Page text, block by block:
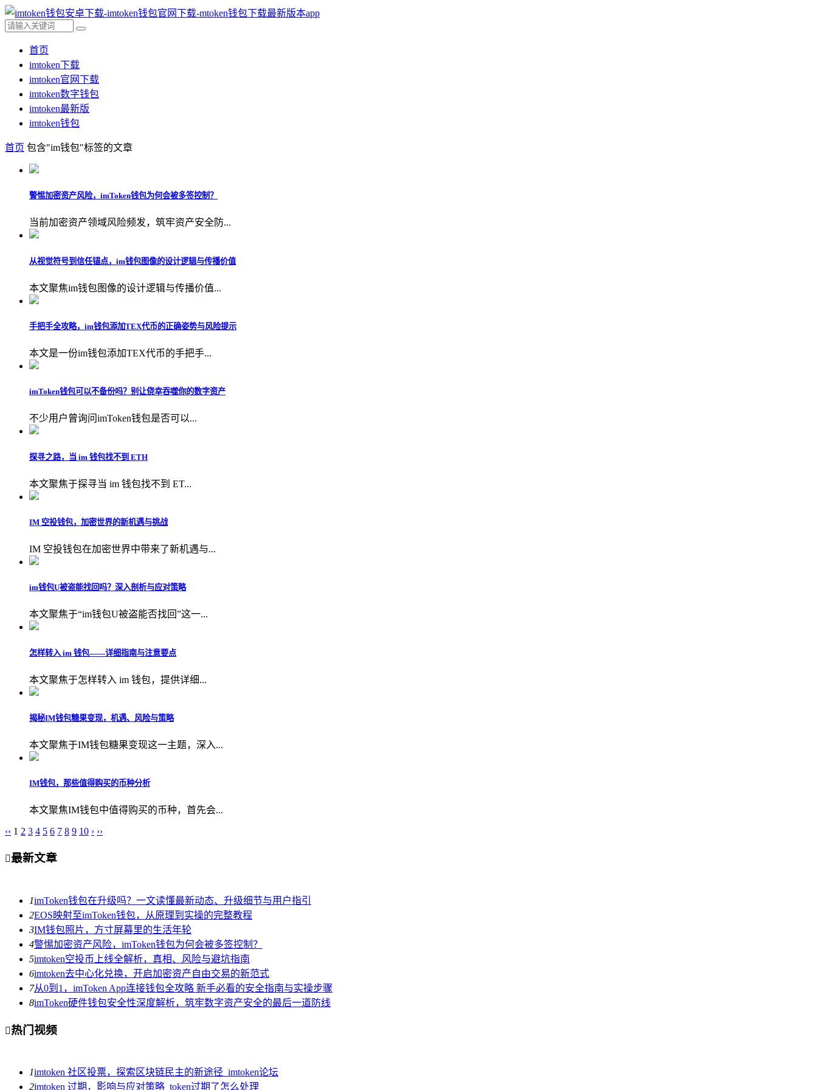
首页
imtoken下载
imtoken官网下载
imtoken数字钱包
imtoken最新版
imtoken钱包
首页 包含"im钱包"标签的文章
警惕加密资产风险，imToken钱包为何会被多签控制？
当前加密资产领域风险频发，筑牢资产安全防...
从视觉符号到信任锚点，im钱包图像的设计逻辑与传播价值
本文聚焦im钱包图像的设计逻辑与传播价值...
手把手全攻略，im钱包添加TEX代币的正确姿势与风险提示
本文是一份im钱包添加TEX代币的手把手...
imToken钱包可以不备份吗？别让侥幸吞噬你的数字资产
不少用户曾询问imToken钱包是否可以...
探寻之路，当 im 钱包找不到 ETH
本文聚焦于探寻当 im 钱包找不到 ET...
IM 空投钱包，加密世界的新机遇与挑战
IM 空投钱包在加密世界中带来了新机遇与...
im钱包U被盗能找回吗？深入剖析与应对策略
本文聚焦于“im钱包U被盗能否找回”这一...
怎样转入 im 钱包——详细指南与注意要点
本文聚焦于怎样转入 im 钱包，提供详细...
揭秘IM钱包糖果变现，机遇、风险与策略
本文聚焦于IM钱包糖果变现这一主题，深入...
IM钱包，那些值得购买的币种分析
本文聚焦IM钱包中值得购买的币种，首先会...
‹‹ 1 2 3 4 5 6 7 8 9 10 › ››
最新文章
1imToken钱包在升级吗？一文读懂最新动态、升级细节与用户指引
2EOS映射至imToken钱包，从原理到实操的完整教程
3IM钱包照片，方寸屏幕里的生活年轮
4警惕加密资产风险，imToken钱包为何会被多签控制？
5imtoken空投币上线全解析，真相、风险与避坑指南
6imtoken去中心化兑换，开启加密资产自由交易的新范式
7从0到1，imToken App连接钱包全攻略 新手必看的安全指南与实操步骤
8imToken硬件钱包安全性深度解析，筑牢数字资产安全的最后一道防线
热门视频
1imtoken 社区投票，探索区块链民主的新途径_imtoken论坛
2imtoken 过期，影响与应对策略_token过期了怎么处理